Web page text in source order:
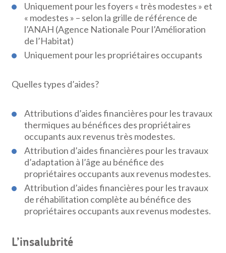
Uniquement pour les foyers « très modestes » et
« modestes » – selon la grille de référence de
l’ANAH (Agence Nationale Pour l’Amélioration
de l’Habitat)
Uniquement pour les propriétaires occupants
Quelles types d’aides?
Attributions d’aides financières pour les travaux
thermiques au bénéfices des propriétaires
occupants aux revenus très modestes.
Attribution d’aides financières pour les travaux
d’adaptation à l’âge au bénéfice des
propriétaires occupants aux revenus modestes.
Attribution d’aides financières pour les travaux
de réhabilitation complète au bénéfice des
propriétaires occupants aux revenus modestes.
L’insalubrité